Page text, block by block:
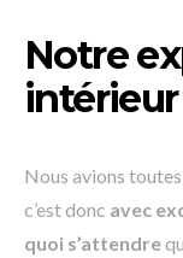
Notre
intérieur
Nous avions toutes
c’est donc avec
quoi s’attendre